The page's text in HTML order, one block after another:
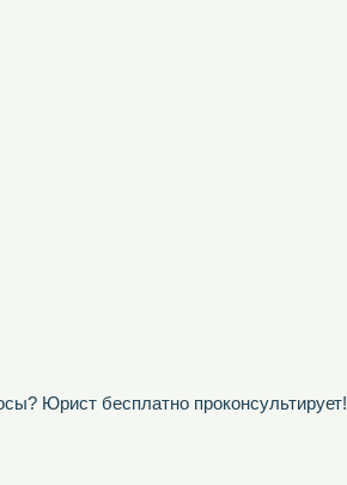
Юрист бесплатно проконсультирует!